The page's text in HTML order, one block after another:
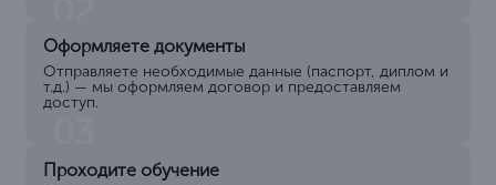
Оформляете документы
Отправляете необходимые данные (паспорт, диплом и
т.д.) — мы оформляем договор и предоставляем
доступ.
Проходите обучение